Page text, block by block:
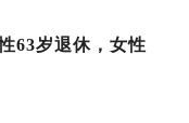
63岁退休，女性